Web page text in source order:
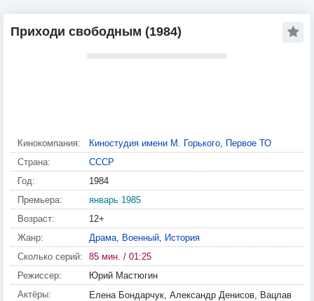
Приходи свободным (1984)
Кинокомпания: Киностудия имени М. Горького, Первое ТО
Страна:
СССР
Год:
1984
Премьера:
январь 1985
Возраст:
12+
Жанр:
Драма, Военный, История
Сколько серий:
85 мин. / 01:25
Режиссер:
Юрий Мастюгин
Актёры:
Елена Бондарчук, Александр Денисов, Вацлав